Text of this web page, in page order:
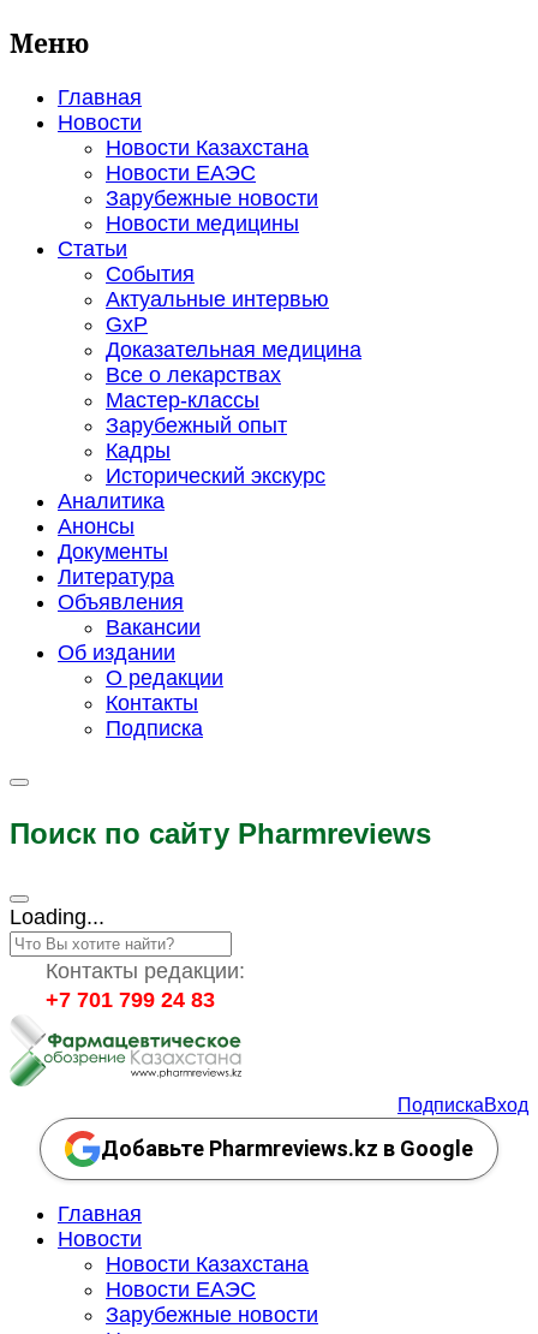
Меню
Главная
Новости
Новости Казахстана
Новости ЕАЭС
Зарубежные новости
Новости медицины
Статьи
События
Актуальные интервью
GxP
Доказательная медицина
Все о лекарствах
Мастер-классы
Зарубежный опыт
Кадры
Исторический экскурс
Аналитика
Анонсы
Документы
Литература
Объявления
Вакансии
Об издании
О редакции
Контакты
Подписка
Поиск по сайту Pharmreviews
Loading...
Контакты редакции:
+7 701 799 24 83
ПодпискаВход
Добавьте Pharmreviews.kz в Google
Главная
Новости
Новости Казахстана
Новости ЕАЭС
Зарубежные новости